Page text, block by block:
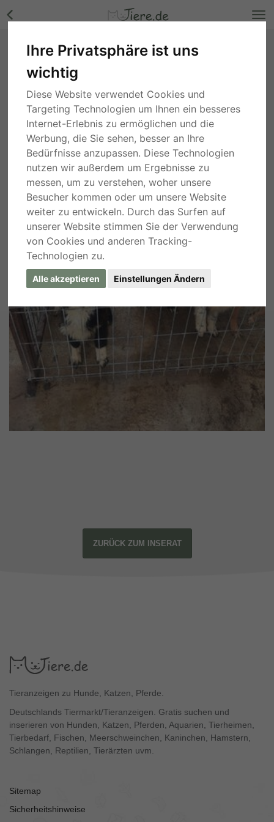
Ihre Privatsphäre ist uns
wichtig
Diese Website verwendet Cookies und
Targeting Technologien um Ihnen ein besseres
Internet-Erlebnis zu ermöglichen und die
Werbung, die Sie sehen, besser an Ihre
Bedürfnisse anzupassen. Diese Technologien
nutzen wir außerdem um Ergebnisse zu
messen, um zu verstehen, woher unsere
Besucher kommen oder um unsere Website
weiter zu entwickeln. Durch das Surfen auf
unserer Website stimmen Sie der Verwendung
von Cookies und anderen Tracking-
Technologien zu.
Alle akzeptieren Einstellungen Ändern
Welpen, Mischlinge Welpen - Hündin Bilder
Bayern, vor 3 Jahren
ZURÜCK ZUM INSERAT
Tieranzeigen zu Hunde, Katzen, Pferde.
Deutschlands Tiermarkt/Tieranzeigen. Gratis suchen und
inserieren von Hunden, Katzen, Pferden, Aquarien, Tierheimen,
Tierbedarf, Fischen, Meerschweinchen, Kaninchen, Hamstern,
Schlangen, Reptilien, Tierärzten uvm.
Sitemap
Sicherheitshinweise